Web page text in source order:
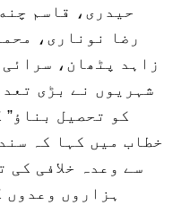
حیدری، قاسم
رضا نوناری،
زاہد پٹھان،
شہریوں نے بڑی
کو تحصیل
خطاب میں کہا کہ
سے وعدہ خلافی کی
ہزاروں